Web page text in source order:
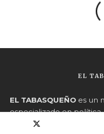
EL
EL TABASQUEÑO es un
especializado en
poder público en